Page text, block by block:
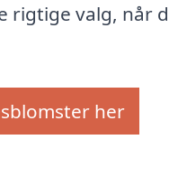
valg, når
her